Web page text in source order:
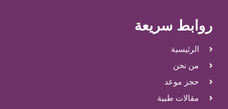
روابط سريعة
الرئيسية
من نحن
حجز موعد
مقالات طبية